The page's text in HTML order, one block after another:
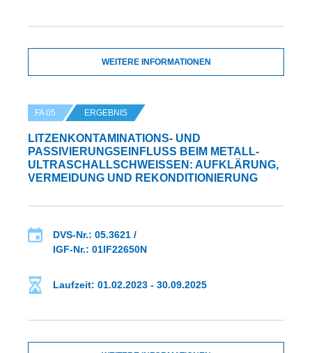
WEITERE INFORMATIONEN
FA 05 ERGEBNIS
LITZENKONTAMINATIONS- UND
PASSIVIERUNGSEINFLUSS BEIM METALL-
ULTRASCHALLSCHWEISSEN: AUFKLÄRUNG, V
ERMEIDUNG UND REKONDITIONIERUNG
DVS-Nr.: 05.3621 /
IGF-Nr.: 01IF22650N
Laufzeit: 01.02.2023 - 30.09.2025